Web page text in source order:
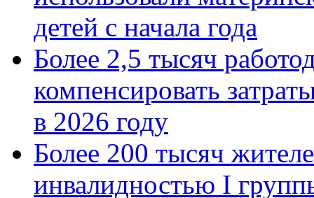
детей с начала года
Более 2,5 тысяч
компенсировать
в 2026 году
Более 200 тысяч
инвалидностью I